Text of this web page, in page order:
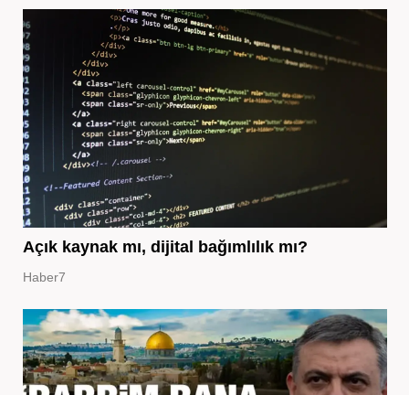
Açık kaynak mı, dijital bağımlılık mı?
Haber7